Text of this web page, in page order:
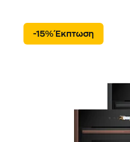
-15% Έκπτωση